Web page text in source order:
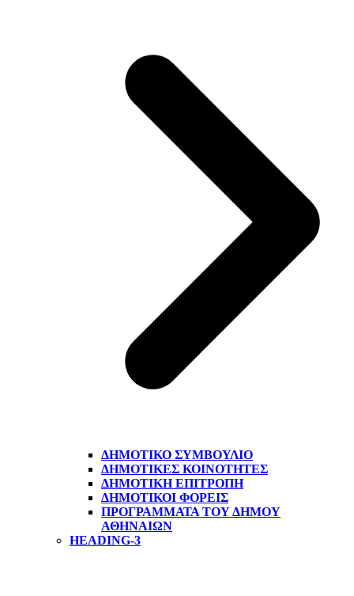
ΔΗΜΟΤΙΚΌ ΣΥΜΒΟΎΛΙΟ
ΔΗΜΟΤΙΚΈΣ ΚΟΙΝΌΤΗΤΕΣ
ΔΗΜΟΤΙΚΉ ΕΠΙΤΡΟΠΉ
ΔΗΜΟΤΙΚΟΊ ΦΟΡΕΊΣ
ΠΡΟΓΡΆΜΜΑΤΑ ΤΟΥ ΔΉΜΟΥ
ΑΘΗΝΑΊΩΝ
HEADING-3